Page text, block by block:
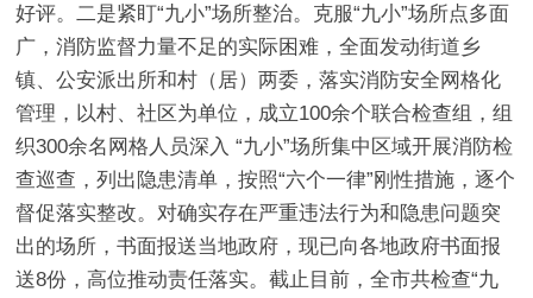
好评。 二是紧盯“九小”场所整治。 克服“九小”场所点多面
广，消防监督力量不足的实际困难，全面发动街道乡
镇、公安派出所和村（居）两委，落实消防安全网格化
管理，以村、社区为单位，成立100余个联合检查组，组
织300余名网格人员深入 “九小”场所集中区域开展消防检
查巡查，列出隐患清单，按照“六个一律”刚性措施，逐个
督促落实整改。对确实存在严重违法行为和隐患问题突
出的场所，书面报送当地政府，现已向各地政府书面报
送8份，高位推动责任落实。截止目前，全市共检查“九